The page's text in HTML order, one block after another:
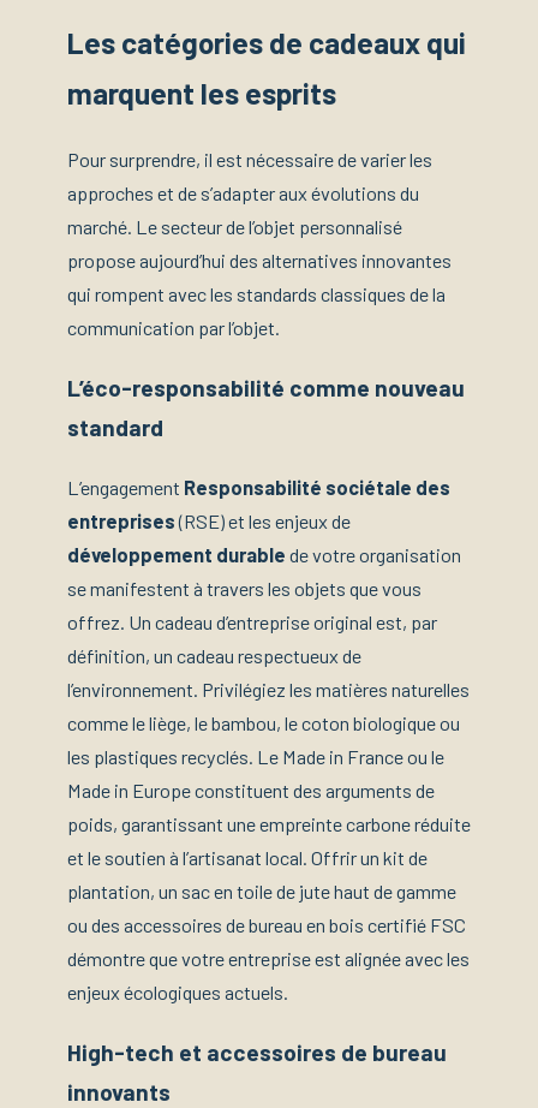
Les catégories de cadeaux qui
marquent les esprits
Pour surprendre, il est nécessaire de varier les
approches et de s’adapter aux évolutions du
marché. Le secteur de l’objet personnalisé
propose aujourd’hui des alternatives innovantes
qui rompent avec les standards classiques de la
communication par l’objet.
L’éco-responsabilité comme nouveau
standard
L’engagement Responsabilité sociétale des
entreprises(RSE) et les enjeux de
développement durable de votre organisation
se manifestent à travers les objets que vous
offrez. Un cadeau d’entreprise original est, par
définition, un cadeau respectueux de
l’environnement. Privilégiez les matières naturelles
comme le liège, le bambou, le coton biologique ou
les plastiques recyclés. Le Made in France ou le
Made in Europe constituent des arguments de
poids, garantissant une empreinte carbone réduite
et le soutien à l’artisanat local. Offrir un kit de
plantation, un sac en toile de jute haut de gamme
ou des accessoires de bureau en bois certifié FSC
démontre que votre entreprise est alignée avec les
enjeux écologiques actuels.
High-tech et accessoires de bureau
innovants